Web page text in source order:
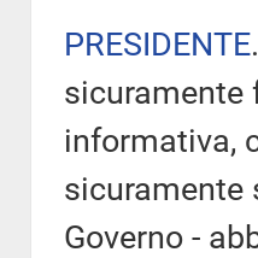
PRESIDENTE
sicuramente
informativa,
sicuramente
Governo -